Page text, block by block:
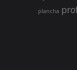
plancha